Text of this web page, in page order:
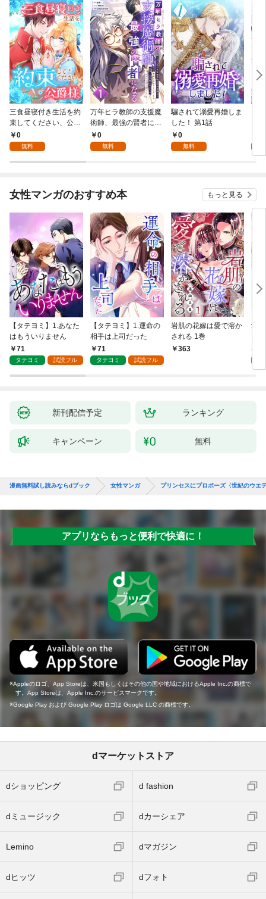
三食昼寝付き生活を約
束してください、公爵
様 1話
0
無料
万年ヒラ教師の支援魔
術師、最強の賢者にな
る～不人気の支援魔術
師は給料泥棒だと魔術
らない件～ 第1話
0
無料
騙されて溺愛再婚しま
した！ 第1話
0
無料
女性マンガのおすすめ本 もっと見る
【タテヨミ】1.あなた
はもういりません
71
タテヨミ 試読フル
【タテヨミ】1.運命の
相手は上司だった
71
タテヨミ 試読フル
岩肌の花嫁は愛で溶か
される 1巻
363
愛
新刊配信予定 ランキング
キャンペーン 無料
漫画無料試し読みならdブック 女性マンガ プリンセスにプロポーズ〈世紀のウエ
アプリならもっと便利で快適に！
Appleのロゴ、App Storeは、米国もしくはその他の国や地域におけるApple Inc.の商標で
す。App Storeは、Apple Inc.のサービスマークです。
Google Play および Google Play ロゴは Google LLC の商標です。
dマーケットストア
dショッピング d fashion
dミュージック dカーシェア
Lemino dマガジン
dヒッツ dフォト